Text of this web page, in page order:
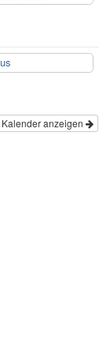
Kalender anzeigen